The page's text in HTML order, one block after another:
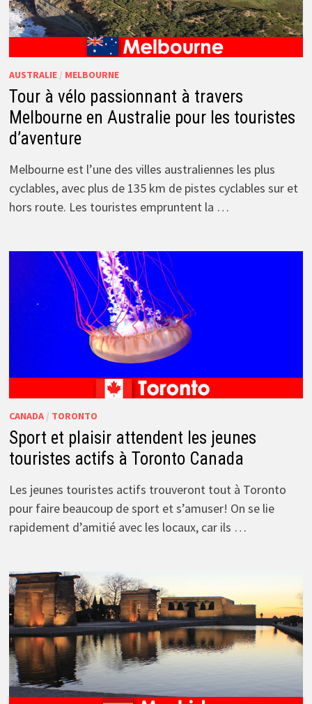
AUSTRALIE/ MELBOURNE
Tour à vélo passionnant à travers
Melbourne en Australie pour les touristes
d’aventure
Melbourne est l’une des villes australiennes les plus
cyclables, avec plus de 135 km de pistes cyclables sur et
hors route. Les touristes empruntent la …
CANADA/ TORONTO
Sport et plaisir attendent les jeunes
touristes actifs à Toronto Canada
Les jeunes touristes actifs trouveront tout à Toronto
pour faire beaucoup de sport et s’amuser! On se lie
rapidement d’amitié avec les locaux, car ils …